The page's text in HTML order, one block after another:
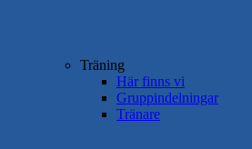
Träning
Här finns vi
Gruppindelningar
Tränare